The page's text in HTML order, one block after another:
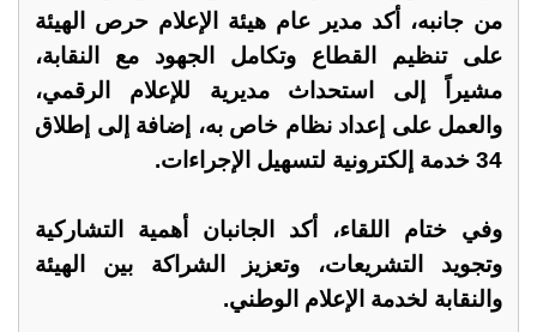
من جانبه، أكد مدير عام هيئة الإعلام حرص الهيئة
على تنظيم القطاع وتكامل الجهود مع النقابة،
مشيراً إلى استحداث مديرية للإعلام الرقمي،
والعمل على إعداد نظام خاص به، إضافة إلى إطلاق
34 خدمة إلكترونية لتسهيل الإجراءات.
وفي ختام اللقاء، أكد الجانبان أهمية التشاركية
وتجويد التشريعات، وتعزيز الشراكة بين الهيئة
والنقابة لخدمة الإعلام الوطني.